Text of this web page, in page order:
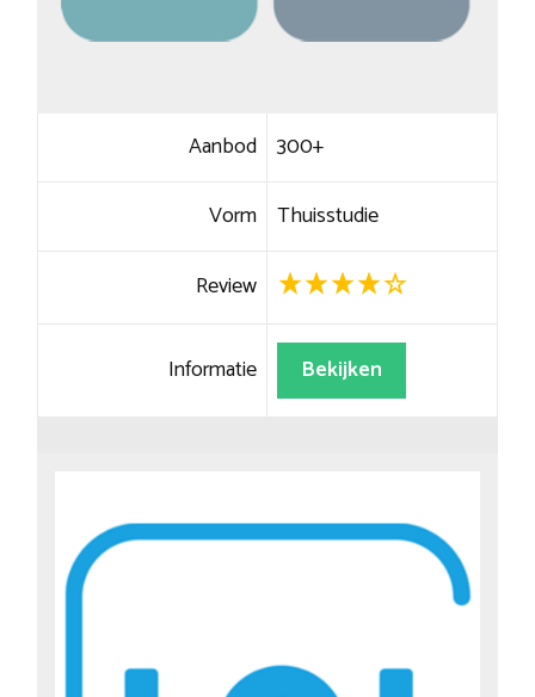
Aanbod 300+
Vorm Thuisstudie
Review
Informatie Bekijken